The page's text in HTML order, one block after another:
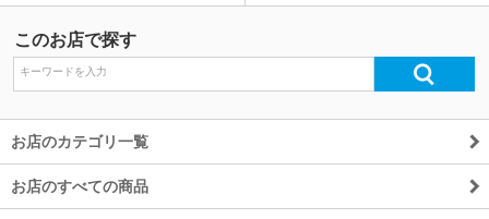
このお店で探す
お店のカテゴリ一覧
お店のすべての商品